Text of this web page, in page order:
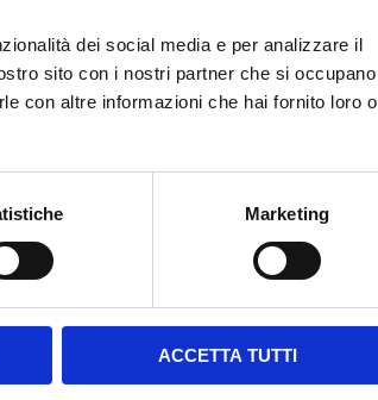
dei social media e per analizzare il
sito con i nostri partner che si occupano
con altre informazioni che hai fornito loro o
Marketing
ACCETTA TUTTI